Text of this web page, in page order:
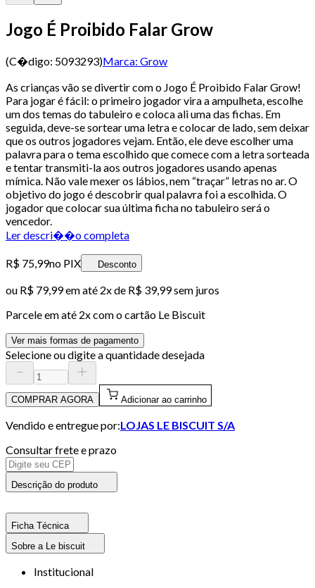
Jogo É Proibido Falar Grow
(C�digo: 5093293)Marca: Grow
As crianças vão se divertir com o Jogo É Proibido Falar Grow!
Para jogar é fácil: o primeiro jogador vira a ampulheta, escolhe
um dos temas do tabuleiro e coloca ali uma das fichas. Em
seguida, deve-se sortear uma letra e colocar de lado, sem deixar
que os outros jogadores vejam. Então, ele deve escolher uma
palavra para o tema escolhido que comece com a letra sorteada
e tentar transmiti-la aos outros jogadores usando apenas
mímica. Não vale mexer os lábios, nem “traçar” letras no ar. O
objetivo do jogo é descobrir qual palavra foi a escolhida. O
jogador que colocar sua última ficha no tabuleiro será o
vencedor.
Ler descri��o completa
R$ 75,99no PIX Desconto
ou R$ 79,99em até 2x de R$ 39,99 sem juros
Parcele em até 2x com o cartão Le Biscuit
Ver mais formas de pagamento
Selecione ou digite a quantidade desejada
COMPRAR AGORA Adicionar ao carrinho
Vendido e entregue por:LOJAS LE BISCUIT S/A
Consultar frete e prazo
Descrição do produto
Ficha Técnica
Sobre a Le biscuit
Institucional